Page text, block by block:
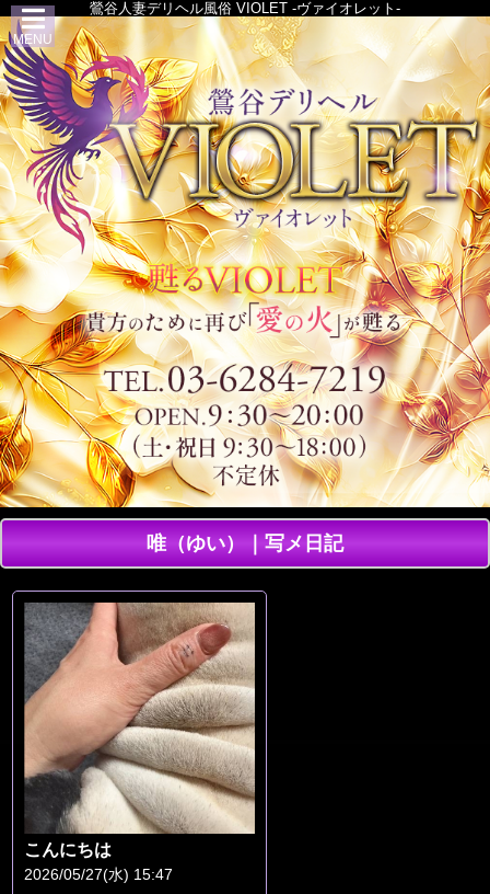
鶯谷人妻デリヘル風俗 VIOLET -ヴァイオレット-
唯（ゆい）｜写メ日記
こんにちは
2026/05/27(水) 15:47
MENU